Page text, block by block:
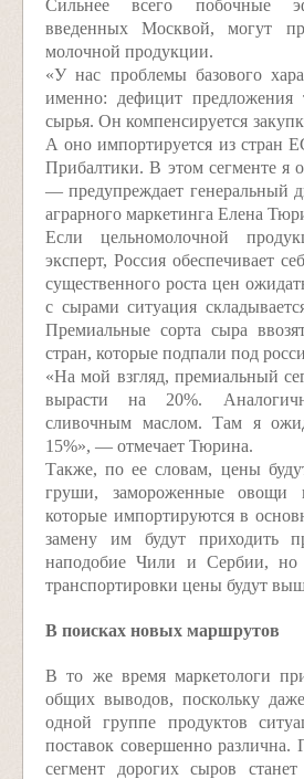
Сильнее всего побочные
введенных Москвой, могут
молочной продукции.
«У нас проблемы базового
именно: дефицит предложения
сырья. Он компенсируется
А оно импортируется из стран
Прибалтики. В этом сегменте я
— предупреждает генеральный
аграрного маркетинга Елена
Если цельномолочной
эксперт, Россия обеспечивает
существенного роста цен
с сырами ситуация
Премиальные сорта сыра
стран, которые подпали под
«На мой взгляд, премиальный
вырасти на 20%.
сливочным маслом. Там я
15%», — отмечает Тюрина.
Также, по ее словам, цены
груши, замороженные овощи
которые импортируются в
замену им будут приходить
наподобие Чили и Сербии, но
транспортировки цены будут
В поисках новых маршрутов
В то же время маркетологи
общих выводов, поскольку
одной группе продуктов
поставок совершенно различна.
сегмент дорогих сыров